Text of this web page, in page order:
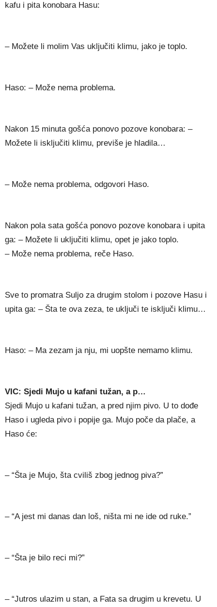
kafu i pita konobara Hasu:
– Možete li molim Vas uključiti klimu, jako je toplo.
Haso: – Može nema problema.
Nakon 15 minuta gošća ponovo pozove konobara: –
Možete li isključiti klimu, previše je hladila…
– Može nema problema, odgovori Haso.
Nakon pola sata gošća ponovo pozove konobara i upita
ga: – Možete li uključiti klimu, opet je jako toplo.
– Može nema problema, reče Haso.
Sve to promatra Suljo za drugim stolom i pozove Hasu i
upita ga: – Šta te ova zeza, te uključi te isključi klimu…
Haso: – Ma zezam ja nju, mi uopšte nemamo klimu.
VIC: Sjedi Mujo u kafani tužan, a p…
Sjedi Mujo u kafani tužan, a pred njim pivo. U to dođe
Haso i ugleda pivo i popije ga. Mujo poče da plače, a
Haso će:
– “Šta je Mujo, šta cviliš zbog jednog piva?”
– “A jest mi danas dan loš, ništa mi ne ide od ruke.”
– “Šta je bilo reci mi?”
– “Jutros ulazim u stan, a Fata sa drugim u krevetu. U